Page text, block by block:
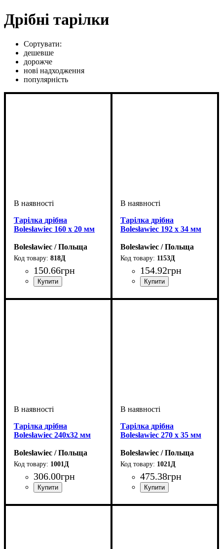
Дрібні тарілки
Сортувати:
дешевше
дорожче
нові надходження
популярність
Тарілка дрібна
Bolesławiec 160 x 20 мм
Bolesławiec / Польща
818Д
150.66грн
Тарілка дрібна
Bolesławiec 192 x 34 мм
Bolesławiec / Польща
1153Д
154.92грн
Тарілка дрібна
Bolesławiec 240x32 мм
Bolesławiec / Польща
1001Д
306.00грн
Тарілка дрібна
Bolesławiec 270 x 35 мм
Bolesławiec / Польща
1021Д
475.38грн